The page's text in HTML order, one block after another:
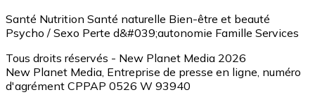
Santé Nutrition Santé naturelle Bien-être et beauté
Psycho / Sexo Perte d&#039;autonomie Famille Services
Tous droits réservés - New Planet Media 2026
New Planet Media, Entreprise de presse en ligne, numéro
d'agrément CPPAP 0526 W 93940